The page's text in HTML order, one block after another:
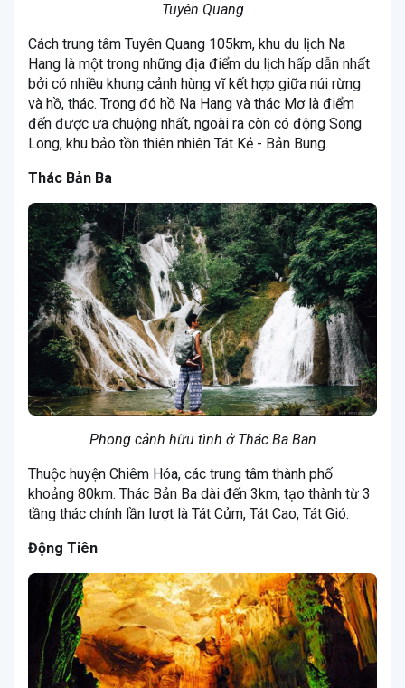
Tuyên Quang
Cách trung tâm Tuyên Quang 105km, khu du lịch Na
Hang là một trong những địa điểm du lịch hấp dẫn nhất
bởi có nhiều khung cảnh hùng vĩ kết hợp giữa núi rừng
và hồ, thác. Trong đó hồ Na Hang và thác Mơ là điểm
đến được ưa chuộng nhất, ngoài ra còn có động Song
Long, khu bảo tồn thiên nhiên Tát Kẻ - Bản Bung.
Thác Bản Ba
Phong cảnh hữu tình ở Thác Ba Ban
Thuộc huyện Chiêm Hóa, các trung tâm thành phố
khoảng 80km. Thác Bản Ba dài đến 3km, tạo thành từ 3
tầng thác chính lần lượt là Tát Củm, Tát Cao, Tát Gió.
Động Tiên